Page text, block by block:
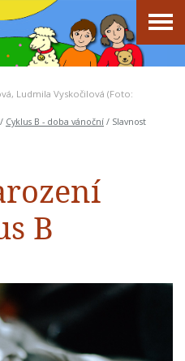
, Ludmila Vyskočilová (Foto:
Cyklus B - doba vánoční / Slavnost
B